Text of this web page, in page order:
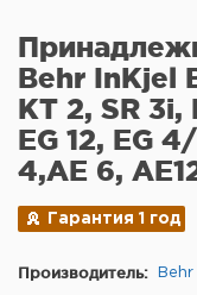
Behr InKjel
KT 2, SR
EG 12, EG
4,AE 6,
Гарантия 1 год
Производитель: Behr